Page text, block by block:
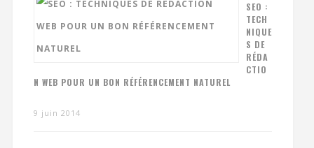
SEO :
TECH
NIQUE
S DE
RÉDA
CTIO
N WEB POUR UN BON RÉFÉRENCEMENT NATUREL
9 juin 2014